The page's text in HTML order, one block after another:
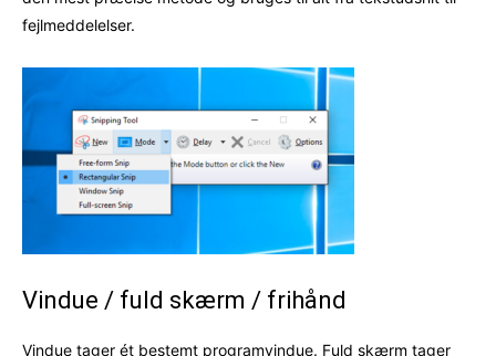
fejlmeddelelser.
Vindue / fuld skærm / frihånd
Vindue tager ét bestemt programvindue. Fuld skærm tager